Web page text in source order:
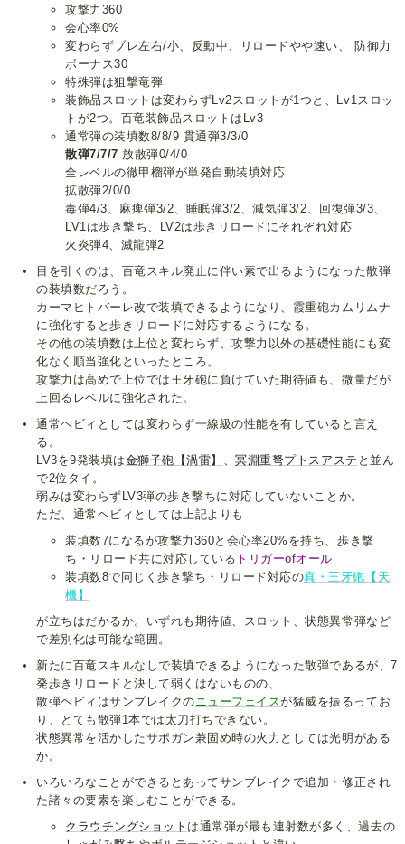
攻撃力360
会心率0%
変わらずブレ左右/小、反動中、リロードやや速い、 防御力
ボーナス30
特殊弾は狙撃竜弾
装飾品スロットは変わらずLv2スロットが1つと、Lv1スロッ
トが2つ。百竜装飾品スロットはLv3
通常弾の装填数8/8/9 貫通弾3/3/0
散弾7/7/7 放散弾0/4/0
全レベルの徹甲榴弾が単発自動装填対応
拡散弾2/0/0
毒弾4/3、麻痺弾3/2、睡眠弾3/2、減気弾3/2、回復弾3/3、
LV1は歩き撃ち、LV2は歩きリロードにそれぞれ対応
火炎弾4、滅龍弾2
目を引くのは、百竜スキル廃止に伴い素で出るようになった散弾
の装填数だろう。
カーマヒトバーレ改で装填できるようになり、霞重砲カムリムナ
に強化すると歩きリロードに対応するようになる。
その他の装填数は上位と変わらず、攻撃力以外の基礎性能にも変
化なく順当強化といったところ。
攻撃力は高めで上位では王牙砲に負けていた期待値も、微量だが
上回るレベルに強化された。
通常ヘビィとしては変わらず一線級の性能を有していると言え
る。
LV3を9発装填は金獅子砲【渦雷】 、冥淵重弩プトスアステ と並ん
で2位タイ。
弱みは変わらずLV3弾の歩き撃ちに対応していないことか。
ただ、通常ヘビィとしては上記よりも
装填数7になるが攻撃力360と会心率20%を持ち、歩き撃
ち・リロード共に対応している トリガーofオール
装填数8で同じく歩き撃ち・リロード対応の真・王牙砲【天
機】
が立ちはだかるか。いずれも期待値、スロット、状態異常弾など
で差別化は可能な範囲。
新たに百竜スキルなしで装填できるようになった散弾であるが、7
発歩きリロードと決して弱くはないものの、
散弾ヘビィはサンブレイクの ニューフェイスが猛威を振るってお
り、とても散弾1本では太刀打ちできない。
状態異常を活かしたサポガン兼固め時の火力としては光明がある
か。
いろいろなことができるとあってサンブレイクで追加・修正され
た諸々の要素を楽しむことができる。
クラウチングショット は通常弾が最も連射数が多く、過去の